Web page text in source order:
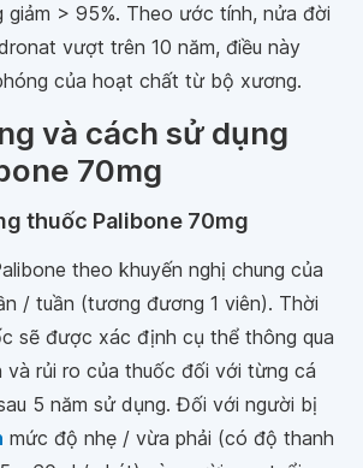
> 95%. Theo ước tính, nửa đời
vượt trên 10 năm, điều này
của hoạt chất từ bộ xương.
và cách sử dụng
70mg
thuốc Palibone 70mg
theo khuyến nghị chung của
/ tuần (tương đương 1 viên). Thời
sẽ được xác định cụ thể thông qua
và rủi ro của thuốc đối với từng cá
5 năm sử dụng. Đối với người bị
mức độ nhẹ / vừa phải (có độ thanh